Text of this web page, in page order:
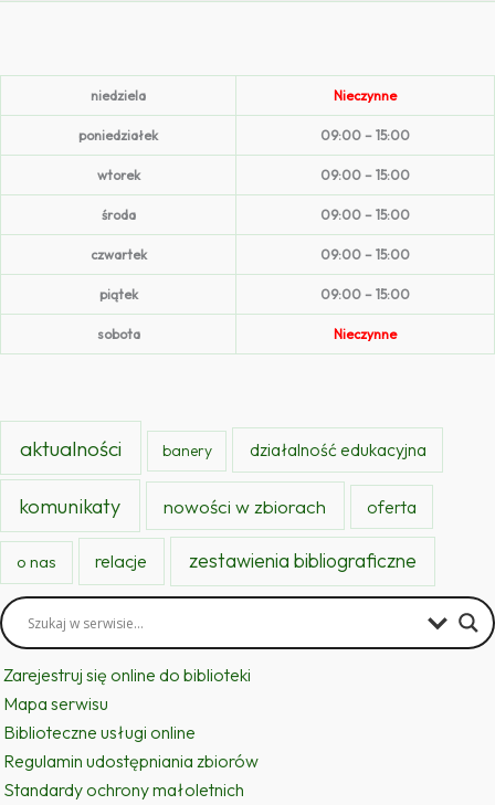
niedziela Nieczynne
poniedziałek 09:00 – 15:00
wtorek 09:00 – 15:00
środa 09:00 – 15:00
czwartek 09:00 – 15:00
piątek 09:00 – 15:00
sobota Nieczynne
aktualności banery działalność edukacyjna
komunikaty nowości w zbiorach oferta
o nas relacje zestawienia bibliograficzne
Zarejestruj się online do biblioteki
Mapa serwisu
Biblioteczne usługi online
Regulamin udostępniania zbiorów
Standardy ochrony małoletnich